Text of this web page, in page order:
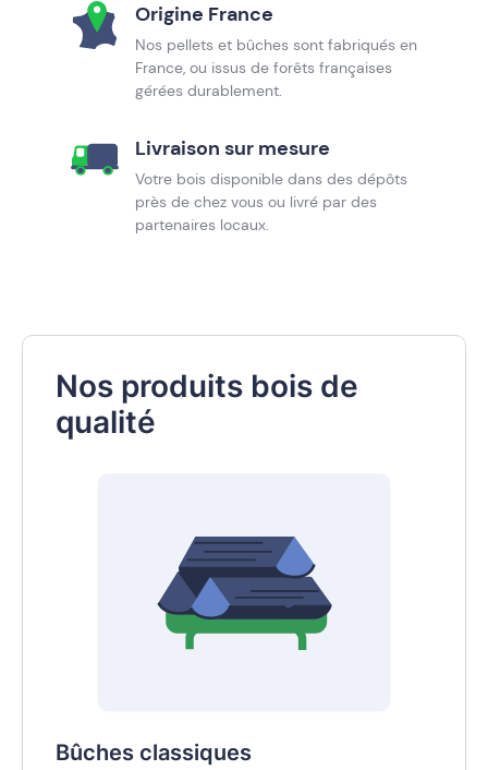
Origine France
Nos pellets et bûches sont fabriqués en
France, ou issus de forêts françaises
gérées durablement.
Livraison sur mesure
Votre bois disponible dans des dépôts
près de chez vous ou livré par des
partenaires locaux.
Nos produits bois de
qualité
Bûches classiques